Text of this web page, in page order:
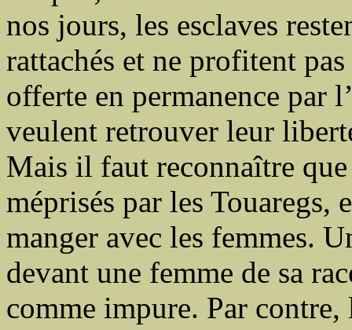
nos jours, les esclaves
rattachés et ne profitent
offerte en permanence par
veulent retrouver leur
Mais il faut reconnaître
méprisés par les Touaregs,
manger avec les femmes.
devant une femme de sa
comme impure. Par